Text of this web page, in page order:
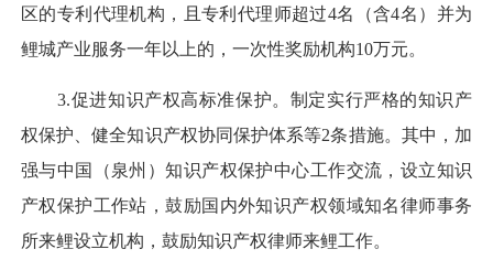
区的专利代理机构，且专利代理师超过4名（含4名）并为
鲤城产业服务一年以上的，一次性奖励机构10万元。
3.促进知识产权高标准保护。制定实行严格的知识产
权保护、健全知识产权协同保护体系等2条措施。其中，加
强与中国（泉州）知识产权保护中心工作交流，设立知识
产权保护工作站，鼓励国内外知识产权领域知名律师事务
所来鲤设立机构，鼓励知识产权律师来鲤工作。